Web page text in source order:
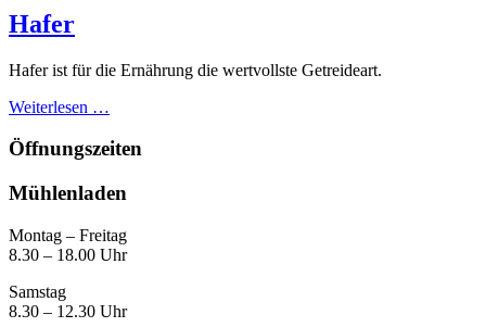
Hafer
Hafer ist für die Ernährung die wertvollste Getreideart.
Weiterlesen …
Öffnungszeiten
Mühlenladen
Montag – Freitag
8.30 – 18.00 Uhr
Samstag
8.30 – 12.30 Uhr